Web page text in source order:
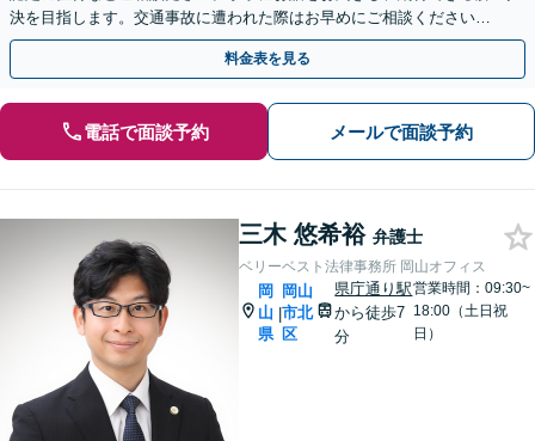
決を目指します。交通事故に遭われた際はお早めにご相談ください
【休日相談可能】【岡山駅10分】
料金表を見る
電話で面談予約 メールで面談予約
三木 悠希裕 弁護士
ベリーベスト法律事務所 岡山オフィス
岡
山
県
|
岡山
市北
区
県庁通り駅
から徒歩7
分
営業時間：09:30~
18:00（土日祝
日）